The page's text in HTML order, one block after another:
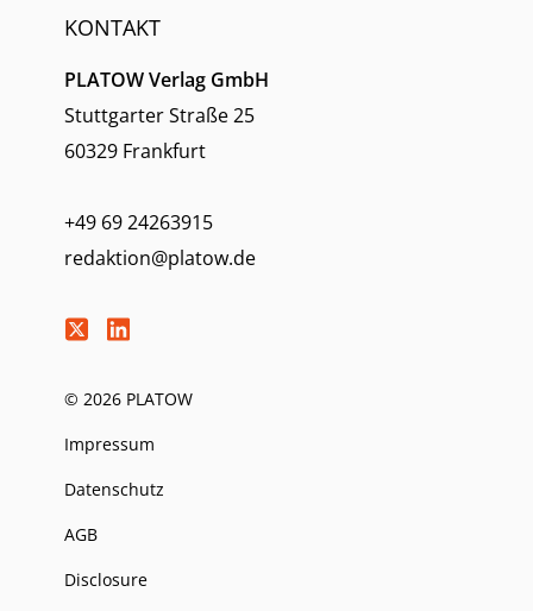
KONTAKT
PLATOW Verlag GmbH
Stuttgarter Straße 25
60329 Frankfurt
+49 69 24263915
redaktion@platow.de
© 2026 PLATOW
Impressum
Datenschutz
AGB
Disclosure